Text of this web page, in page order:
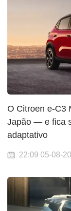
O Citroen e-C3
Japão — e fica
adaptativo
22:09 05-08-